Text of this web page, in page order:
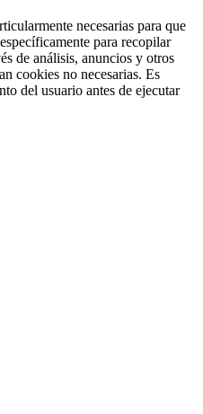
necesarias para que
para recopilar
de análisis, anuncios y otros
cookies no necesarias. Es
del usuario antes de ejecutar